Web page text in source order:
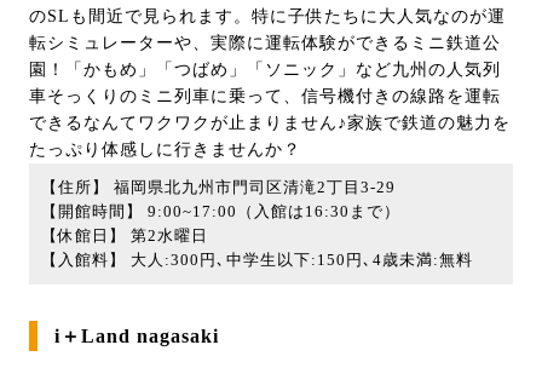
のSLも間近で見られます。特に子供たちに大人気なのが運
転シミュレーターや、実際に運転体験ができるミニ鉄道公
園！「かもめ」「つばめ」「ソニック」など九州の人気列
車そっくりのミニ列車に乗って、信号機付きの線路を運転
できるなんてワクワクが止まりません♪家族で鉄道の魅力を
たっぷり体感しに行きませんか？
【住所】 福岡県北九州市門司区清滝2丁目3-29
【開館時間】 9:00~17:00（入館は16:30まで）
【休館日】 第2水曜日
【入館料】 大人:300円､中学生以下:150円､4歳未満:無料
i＋Land nagasaki